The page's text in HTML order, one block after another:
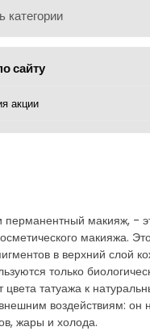
категории
сайту
перманентный макияж, -
макияжа.
в верхний слой
только
цвета татуажа к
воздействиям: он
жары и холода.